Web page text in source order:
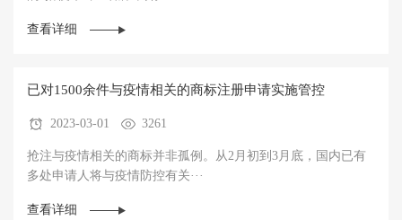
查看详细
已对1500余件与疫情相关的商标注册申请实施管控
2023-03-01 3261
抢注与疫情相关的商标并非孤例。从2月初到3月底，国内已有
多处申请人将与疫情防控有关···
查看详细